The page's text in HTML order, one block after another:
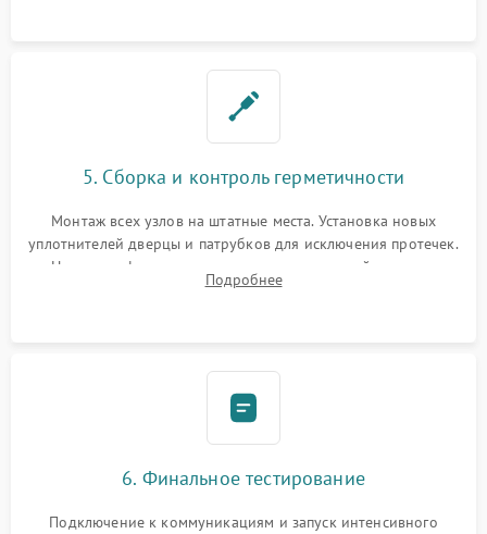
5. Сборка и контроль герметичности
Монтаж всех узлов на штатные места. Установка новых
уплотнителей дверцы и патрубков для исключения протечек.
Надежная фиксация хомутов гидравлической системы,
сборка корпуса и установка датчика поплавка.
Подробнее
6. Финальное тестирование
Подключение к коммуникациям и запуск интенсивного